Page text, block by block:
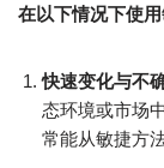
在以下情况下使用
快速变化与不
态环境或市场
常能从敏捷方